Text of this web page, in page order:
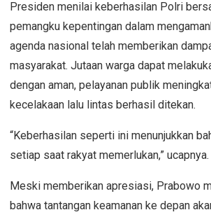
Presiden menilai keberhasilan Polri
pemangku kepentingan dalam
agenda nasional telah memberikan
masyarakat. Jutaan warga dapat
dengan aman, pelayanan publik
kecelakaan lalu lintas berhasil ditekan.
“Keberhasilan seperti ini menunjukkan
setiap saat rakyat memerlukan,” ucapnya.
Meski memberikan apresiasi, Prabowo
bahwa tantangan keamanan ke depan